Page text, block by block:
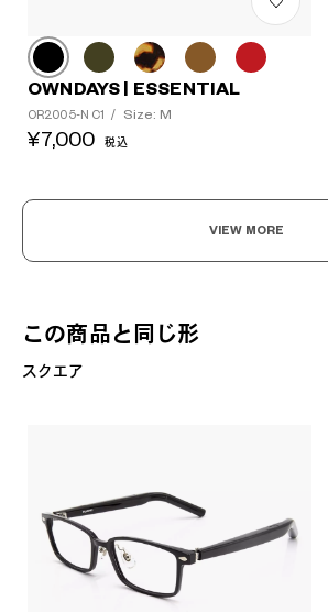
OWNDAYS | ESSENTIAL
OR2005-N C1 / Size: M
¥7,000 税込
VIEW MORE
この商品と同じ形
スクエア